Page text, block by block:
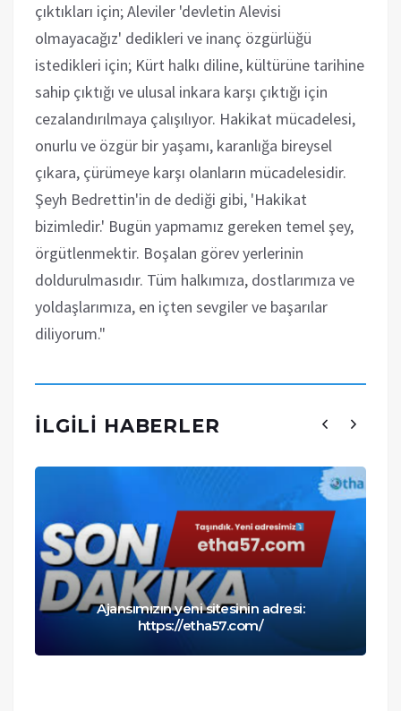
çıktıkları için; Aleviler 'devletin Alevisi
olmayacağız' dedikleri ve inanç özgürlüğü
istedikleri için; Kürt halkı diline, kültürüne tarihine
sahip çıktığı ve ulusal inkara karşı çıktığı için
cezalandırılmaya çalışılıyor. Hakikat mücadelesi,
onurlu ve özgür bir yaşamı, karanlığa bireysel
çıkara, çürümeye karşı olanların mücadelesidir.
Şeyh Bedrettin'in de dediği gibi, 'Hakikat
bizimledir.' Bugün yapmamız gereken temel şey,
örgütlenmektir. Boşalan görev yerlerinin
doldurulmasıdır. Tüm halkımıza, dostlarımıza ve
yoldaşlarımıza, en içten sevgiler ve başarılar
diliyorum."
İLGILI HABERLER
Ajansımızın yeni sitesinin adresi:
https://etha57.com/